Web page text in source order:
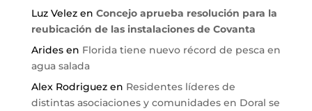
Luz Velezen Concejo aprueba resolución para la
reubicación de las instalaciones de Covanta
Aridesen Florida tiene nuevo récord de pesca en
agua salada
Alex Rodriguezen Residentes líderes de
distintas asociaciones y comunidades en Doral se